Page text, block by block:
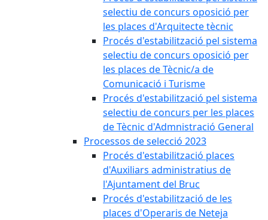
selectiu de concurs oposició per
les places d'Arquitecte tècnic
Procés d'estabilització pel sistema
selectiu de concurs oposició per
les places de Tècnic/a de
Comunicació i Turisme
Procés d'estabilització pel sistema
selectiu de concurs per les places
de Tècnic d'Admnistració General
Processos de selecció 2023
Procés d'estabilització places
d'Auxiliars administratius de
l'Ajuntament del Bruc
Procés d'estabilització de les
places d'Operaris de Neteja